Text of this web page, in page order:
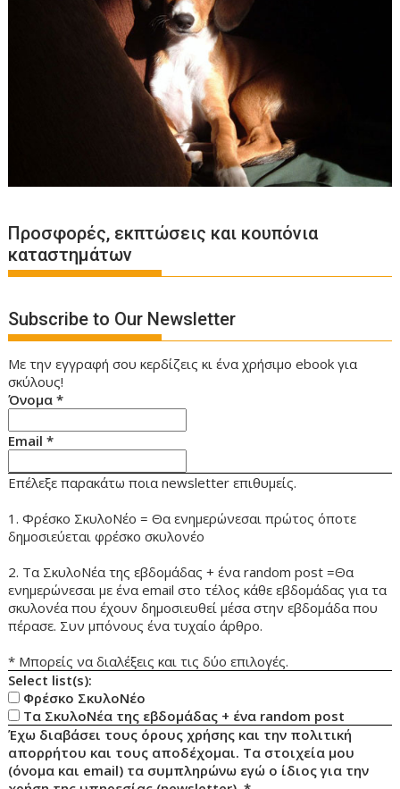
Προσφορές, εκπτώσεις και κουπόνια
καταστημάτων
Subscribe to Our Newsletter
Με την εγγραφή σου κερδίζεις κι ένα χρήσιμο ebook για
σκύλους!
Όνομα*
Email*
Επέλεξε παρακάτω ποια newsletter επιθυμείς.
1. Φρέσκο ΣκυλοΝέο = Θα ενημερώνεσαι πρώτος όποτε
δημοσιεύεται φρέσκο σκυλονέο
2. Τα ΣκυλοΝέα της εβδομάδας + ένα random post =Θα
ενημερώνεσαι με ένα email στο τέλος κάθε εβδομάδας για τα
σκυλονέα που έχουν δημοσιευθεί μέσα στην εβδομάδα που
πέρασε. Συν μπόνους ένα τυχαίο άρθρο.
* Μπορείς να διαλέξεις και τις δύο επιλογές.
Select list(s):
Φρέσκο ΣκυλοΝέο
Τα ΣκυλοΝέα της εβδομάδας + ένα random post
Έχω διαβάσει τους όρους χρήσης και την πολιτική
απορρήτου και τους αποδέχομαι. Τα στοιχεία μου
(όνομα και email) τα συμπληρώνω εγώ ο ίδιος για την